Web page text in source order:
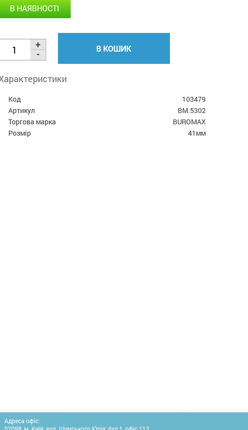
В НАЯВНОСТІ
В КОШИК
Код
103479
Артикул
BM.5302
Торгова марка
BUROMAX
Розмір
41мм
Адреса офіс: